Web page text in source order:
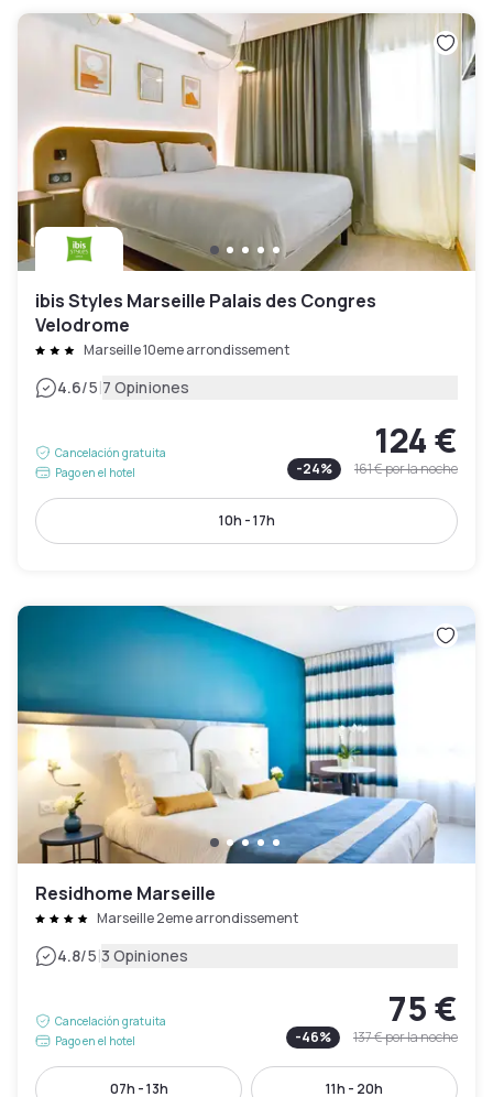
ibis Styles Marseille Palais des Congres
Velodrome
Marseille 10eme arrondissement
4.6/5|7 Opiniones
Cancelación gratuita
Pago en el hotel
124 €
-24% 161 €por la noche
10h - 17h
Residhome Marseille
Marseille 2eme arrondissement
4.8/5|3 Opiniones
Cancelación gratuita
Pago en el hotel
75 €
-46% 137 €por la noche
07h - 13h 11h - 20h